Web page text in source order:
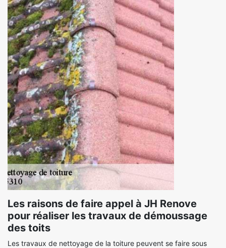
Les raisons de faire appel à JH Renove
pour réaliser les travaux de démoussage
des toits
Les travaux de nettoyage de la toiture peuvent se faire sous